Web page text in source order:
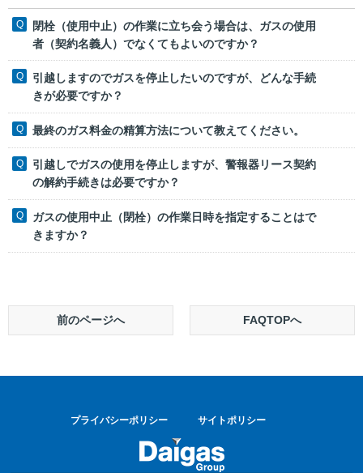
閉栓（使用中止）の作業に立ち会う場合は、ガスの使用
者（契約名義人）でなくてもよいのですか？
引越しますのでガスを停止したいのですが、どんな手続
きが必要ですか？
最終のガス料金の精算方法について教えてください。
引越しでガスの使用を停止しますが、警報器リース契約
の解約手続きは必要ですか？
ガスの使用中止（閉栓）の作業日時を指定することはで
きますか？
前のページへ FAQTOPへ
プライバシーポリシー サイトポリシー